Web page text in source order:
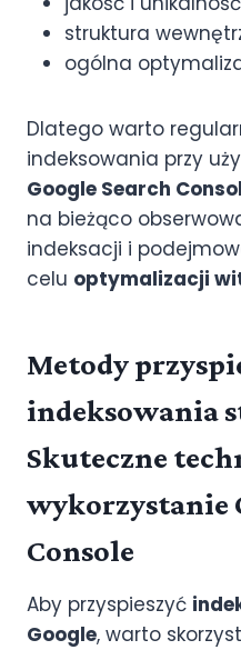
struktura
ogólna
Dlatego warto
indeksowania przy
Google Search
na bieżąco
indeksacji i
celu optymalizacji
Metody
indeksowania
Skuteczne
wykorzystanie
Console
Aby przyspieszyć
Google, warto